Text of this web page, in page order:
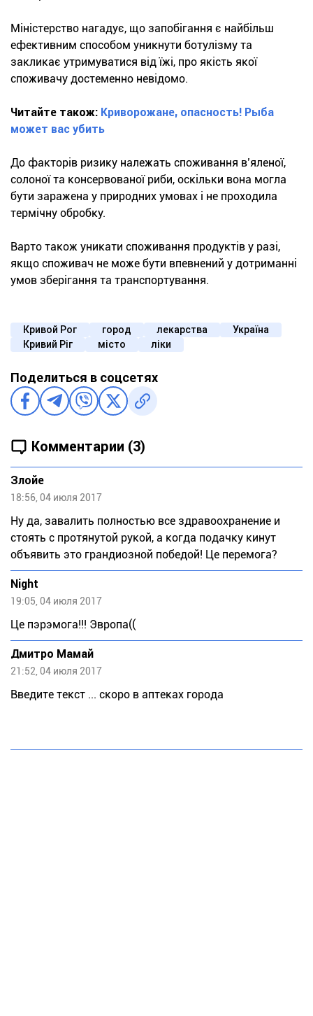
Міністерство нагадує, що запобігання є найбільш
ефективним способом уникнути ботулізму та
закликає утримуватися від їжі, про якість якої
споживачу достеменно невідомо.
Читайте також: Криворожане, опасность! Рыба
может вас убить
До факторів ризику належать споживання в’яленої,
солоної та консервованої риби, оскільки вона могла
бути заражена у природних умовах і не проходила
термічну обробку.
Варто також уникати споживання продуктів у разі,
якщо споживач не може бути впевнений у дотриманні
умов зберігання та транспортування.
Кривой Рог город лекарства
Україна
Кривий Ріг
місто ліки
Поделиться в соцсетях
Комментарии (3)
Злойе
18:56, 04 июля 2017
Ну да, завалить полностью все здравоохранение и
стоять с протянутой рукой, а когда подачку кинут
объявить это грандиозной победой! Це перемога?
Night
19:05, 04 июля 2017
Це пэрэмога!!! Эвропа((
Дмитро Мамай
21:52, 04 июля 2017
Введите текст ... скоро в аптеках города